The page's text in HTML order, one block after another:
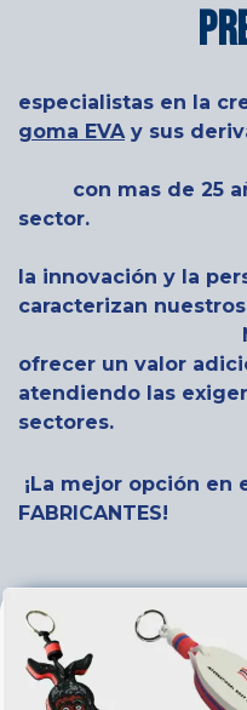
especialistas en la
goma EVAy sus
con mas de 25
sector.
la innovación y la
caracterizan
Nos
ofrecer un valor
atendiendo las
sectores.
¡La mejor opción
FABRICANTES!